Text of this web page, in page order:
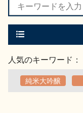
人気のキーワード：
純米大吟醸